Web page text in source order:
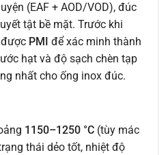
(EAF + AOD/VOD), đúc
tật bề mặt. Trước khi
PMI
để xác minh thành
hạt và độ sạch chèn tạp
nhất cho ống inox đúc.
1150–1250 °C (tùy mác
thái dẻo tốt, nhiệt độ